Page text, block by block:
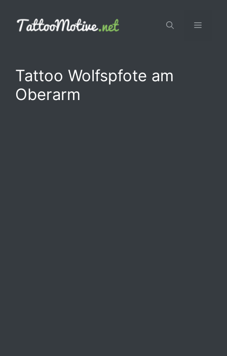
Inhalt
springen
Menü
Tattoo Wolfspfote am
Oberarm